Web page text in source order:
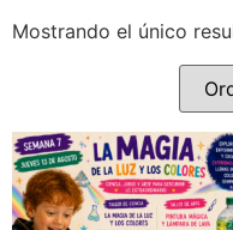
Mostrando el único